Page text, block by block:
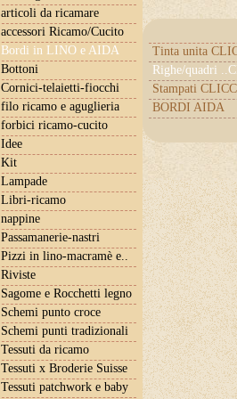
articoli da ricamare
accessori Ricamo/Cucito
Bordi in LINO e AIDA
Tinta unita
Righe/quadri
Stampati
BORDI AIDA
Bottoni
Cornici-telaietti-fiocchi
filo ricamo e aguglieria
forbici ricamo-cucito
Idee
Kit
Lampade
Libri-ricamo
nappine
Passamanerie-nastri
Pizzi in lino-macramè e..
Riviste
Sagome e Rocchetti legno
Schemi punto croce
Schemi punti tradizionali
Tessuti da ricamo
Tessuti x Broderie Suisse
Tessuti patchwork e baby